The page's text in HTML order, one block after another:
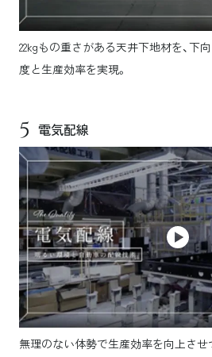
22kgもの重さがある天井下地材を、下
度と生産効率を実現。
5 電気配線
無理のない体勢で生産効率を向上させ